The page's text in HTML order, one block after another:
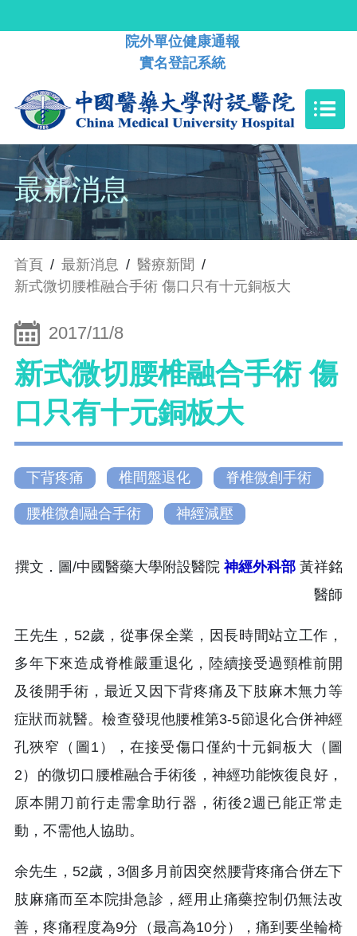
院外單位健康通報
實名登記系統
最新消息
首頁 / 最新消息 / 醫療新聞 /
新式微切腰椎融合手術 傷口只有十元銅板大
2017/11/8
新式微切腰椎融合手術 傷
口只有十元銅板大
下背疼痛 椎間盤退化 脊椎微創手術
腰椎微創融合手術 神經減壓
撰文．圖/中國醫藥大學附設醫院 神經外科部 黃祥銘
醫師
王先生，52歲，從事保全業，因長時間站立工作，
多年下來造成脊椎嚴重退化，陸續接受過頸椎前開
及後開手術，最近又因下背疼痛及下肢麻木無力等
症狀而就醫。檢查發現他腰椎第3-5節退化合併神經
孔狹窄（圖1），在接受傷口僅約十元銅板大（圖
2）的微切口腰椎融合手術後，神經功能恢復良好，
原本開刀前行走需拿助行器，術後2週已能正常走
動，不需他人協助。
余先生，52歲，3個多月前因突然腰背疼痛合併左下
肢麻痛而至本院掛急診，經用止痛藥控制仍無法改
善，疼痛程度為9分（最高為10分），痛到要坐輪椅